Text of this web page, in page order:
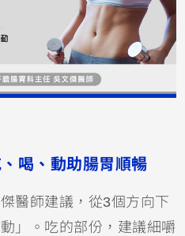
喝、動助腸胃順暢
醫師建議，從3個方向下
」。吃的部份，建議細嚼